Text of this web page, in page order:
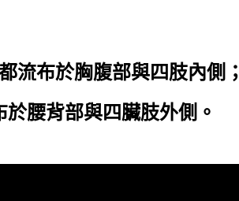
流布於胸腹部與四肢內側；
於腰背部與四臟肢外側。